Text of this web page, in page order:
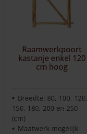
worden
op
Raamwerkpoort
kastanje enkel 120
cm hoog
Breedte: 80, 100, 120,
150, 180, 200 en 250
(cm)
Maatwerk mogelijk